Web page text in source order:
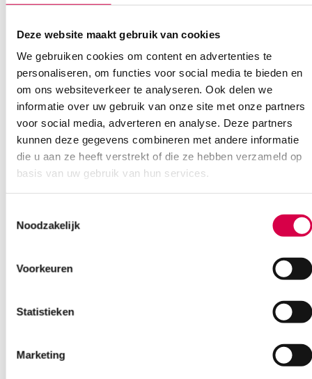
Deze website maakt gebruik van cookies
We gebruiken cookies om content en advertenties te
personaliseren, om functies voor social media te bieden en
om ons websiteverkeer te analyseren. Ook delen we
informatie over uw gebruik van onze site met onze partners
voor social media, adverteren en analyse. Deze partners
kunnen deze gegevens combineren met andere informatie
die u aan ze heeft verstrekt of die ze hebben verzameld op
basis van uw gebruik van hun services.
Noodzakelijk
Voorkeuren
Statistieken
Marketing
Ook interessant
MaiMed OK-muts, zustermodel ‘Bouffant’, wit